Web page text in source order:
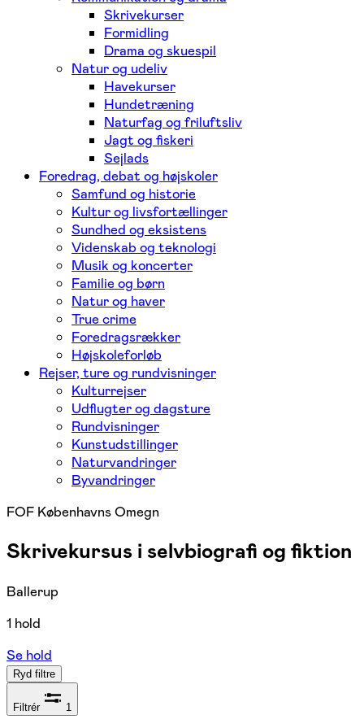
Skrivekurser
Formidling
Drama og skuespil
Natur og udeliv
Havekurser
Hundetræning
Naturfag og friluftsliv
Jagt og fiskeri
Sejlads
Foredrag, debat og højskoler
Samfund og historie
Kultur og livsfortællinger
Sundhed og eksistens
Videnskab og teknologi
Musik og koncerter
Familie og børn
Natur og haver
True crime
Foredragsrækker
Højskoleforløb
Rejser, ture og rundvisninger
Kulturrejser
Udflugter og dagsture
Rundvisninger
Kunstudstillinger
Naturvandringer
Byvandringer
FOF Københavns Omegn
Skrivekursus i selvbiografi og fiktion
Ballerup
1 hold
Se hold
Ryd filtre
Filtrér 1